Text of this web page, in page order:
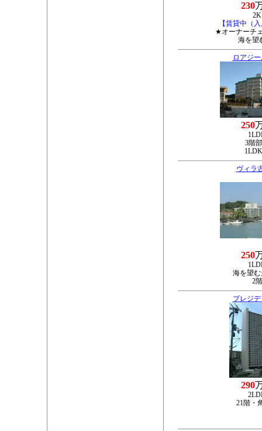
230
2K
【賃貸中（
★オーナーチ
海を望
ロアジ
250
3階
ヴィラ
250
海を望
2階
プレジ
290
21階・